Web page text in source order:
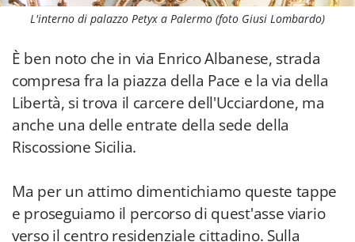
L'interno di palazzo Petyx a Palermo (foto Giusi Lombardo)
È ben noto che in via Enrico Albanese, strada
compresa fra la piazza della Pace e la via della
Libertà, si trova il carcere dell'Ucciardone, ma
anche una delle entrate della sede della
Riscossione Sicilia.
Ma per un attimo dimentichiamo queste tappe
e proseguiamo il percorso di quest'asse viario
verso il centro residenziale cittadino. Sulla